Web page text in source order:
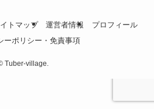
トマップ 運営者情報
プロフィール
ーポリシー・免責事項
Tuber-village.